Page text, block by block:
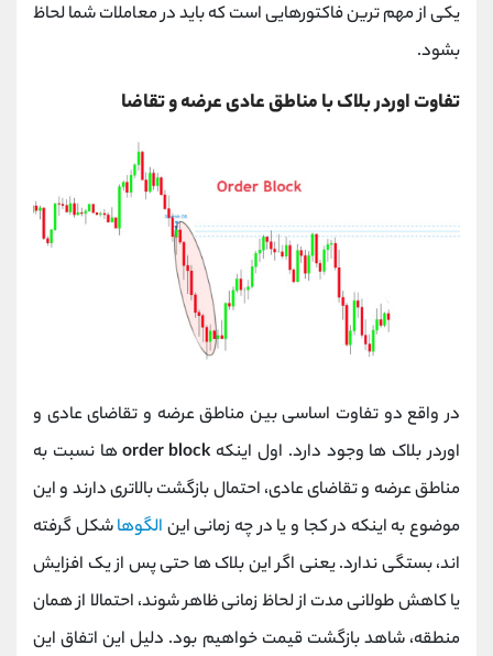
یکی از مهم ترین فاکتورهایی است که باید در معاملات شما لحاظ
بشود.
تفاوت اوردر بلاک با مناطق عادی عرضه و تقاضا
در واقع دو تفاوت اساسی بین مناطق عرضه و تقاضای عادی و
اوردر بلاک ها وجود دارد. اول اینکه order blockها نسبت به
مناطق عرضه و تقاضای عادی، احتمال بازگشت بالاتری دارند و این
موضوع به اینکه در کجا و یا در چه زمانی این الگو‌هاشکل گرفته‌
اند، بستگی ندارد. یعنی اگر این بلاک‌ ها حتی پس از یک افزایش
یا کاهش طولانی‌ مدت از لحاظ زمانی ظاهر شوند، احتمالا از همان
منطقه، شاهد بازگشت قیمت خواهیم بود. دلیل این اتفاق این